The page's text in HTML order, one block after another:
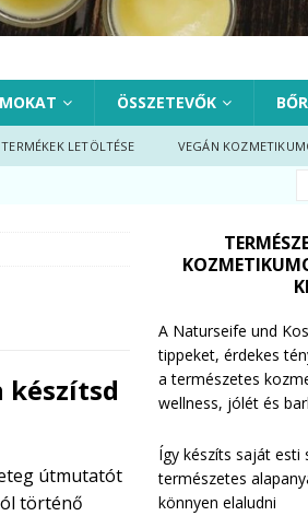
ÖSSZETEVŐK BŐR
TERMÉKEK LETÖLTÉSE VEGÁN
készítsd
útmutatót
történő
A Naturseife und
tippeket, érdekes
a természetes
wellness, jólét és
Így készíts saját
természetes
könnyen elaludni